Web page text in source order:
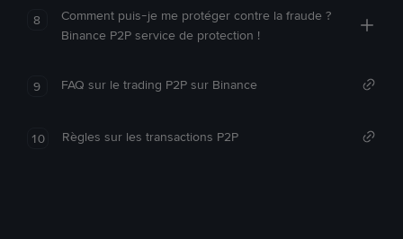
8
Comment puis-je me protéger contre la fraude ?
Binance P2P service de protection !
9 FAQ sur le trading P2P sur Binance
10 Règles sur les transactions P2P